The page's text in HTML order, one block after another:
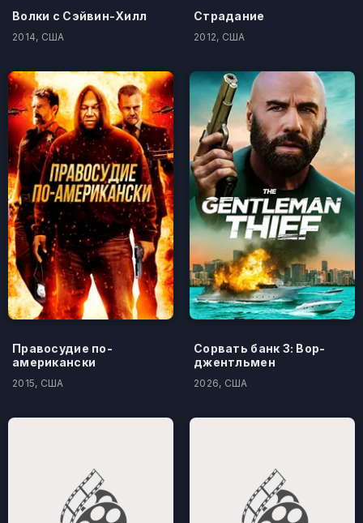
Волки с Сэйвин-Хилл
2014, США
Страдание
2012, США
Правосудие по-
американски
2015, США
Сорвать банк 3: Вор-
джентльмен
2026, США